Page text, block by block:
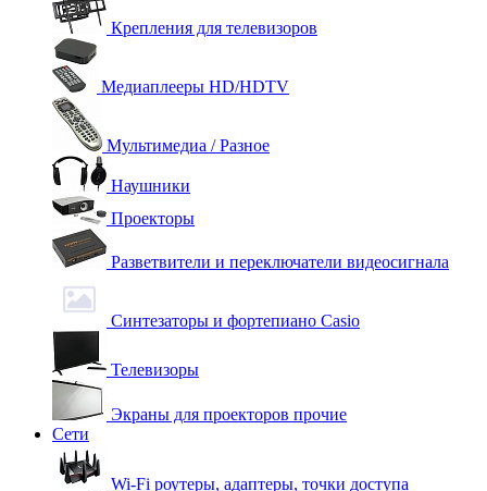
Крепления для телевизоров
Медиаплееры HD/HDTV
Мультимедиа / Разное
Наушники
Проекторы
Разветвители и переключатели видеосигнала
Синтезаторы и фортепиано Casio
Телевизоры
Экраны для проекторов прочие
Сети
Wi-Fi роутеры, адаптеры, точки доступа